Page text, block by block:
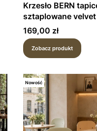
Krzesło BERN
sztaplowane velvet
Cena
169,00 zł
Zobacz produkt
Nowość